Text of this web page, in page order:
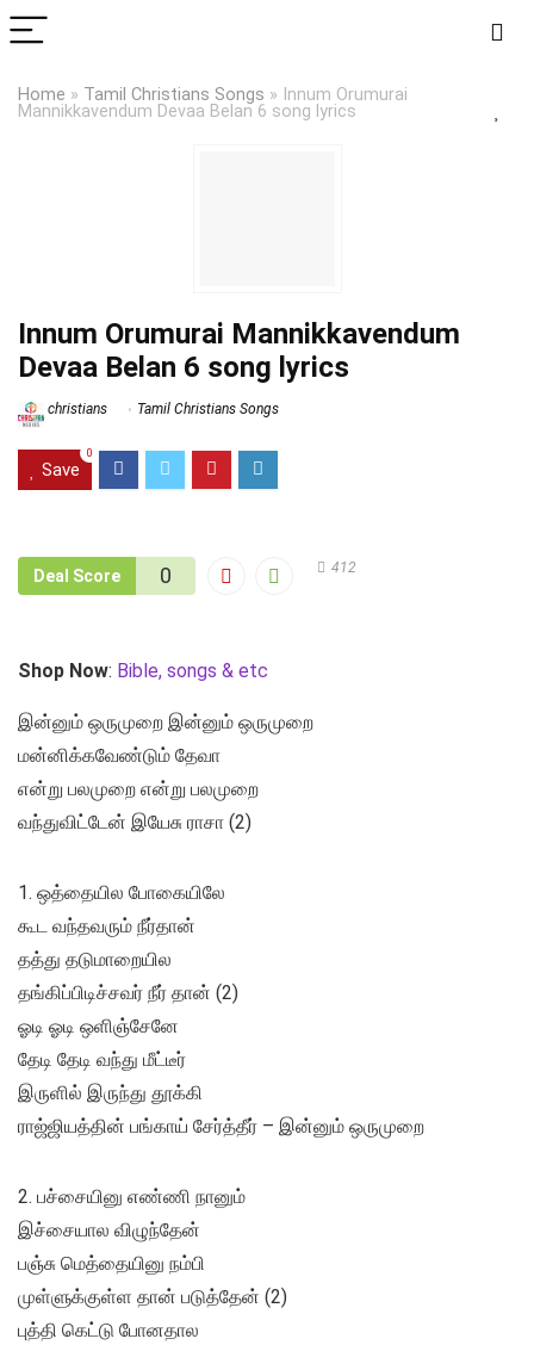
Home » Tamil Christians Songs » Innum Orumurai
Mannikkavendum Devaa Belan 6 song lyrics
Innum Orumurai Mannikkavendum
Devaa Belan 6 song lyrics
christians Tamil Christians Songs
Save
0
Deal Score 0 412
Shop Now: Bible, songs & etc
இன்னும் ஒருமுறை இன்னும் ஒருமுறை
மன்னிக்கவேண்டும் தேவா
என்று பலமுறை என்று பலமுறை
வந்துவிட்டேன் இயேசு ராசா (2)
1. ஒத்தையில போகையிலே
கூட வந்தவரும் நீர்தான்
தத்து தடுமாறையில
தங்கிப்பிடிச்சவர் நீர் தான் (2)
ஓடி ஓடி ஒளிஞ்சேனே
தேடி தேடி வந்து மீட்டீர்
இருளில் இருந்து தூக்கி
ராஜ்ஜியத்தின் பங்காய் சேர்த்தீர் – இன்னும் ஒருமுறை
2. பச்சையினு எண்ணி நானும்
இச்சையால விழுந்தேன்
பஞ்சு மெத்தையினு நம்பி
முள்ளுக்குள்ள தான் படுத்தேன் (2)
புத்தி கெட்டு போனதால